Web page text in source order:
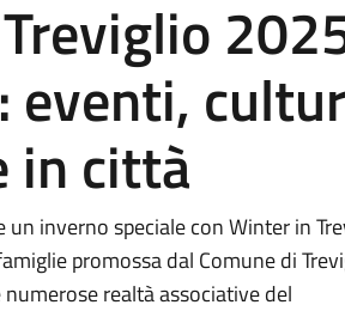
eventi,
in città
un inverno speciale con Winter in
promossa dal Comune di
realtà associative del